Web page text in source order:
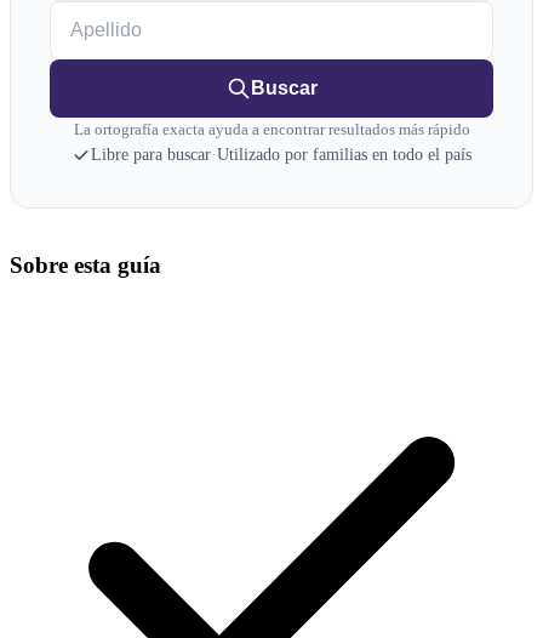
Buscar
La ortografía exacta ayuda a encontrar resultados más rápido
Libre para buscar·Utilizado por familias en todo el país
Sobre esta guía